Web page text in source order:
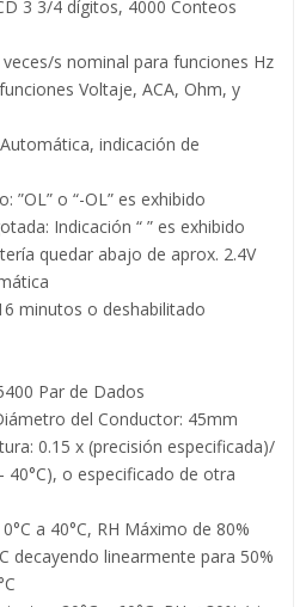
3 3/4 dígitos, 4000 Conteos
s nominal para funciones Hz
Voltaje, ACA, Ohm, y
indicación de
”OL” o “-OL” es exhibido
Indicación “ ” es exhibido
quedar abajo de aprox. 2.4V
minutos o deshabilitado
Par de Dados
del Conductor: 45mm
0.15 x (precisión especificada)/
40°C), o especificado de otra
a 40°C, RH Máximo de 80%
decayendo linearmente para 50%